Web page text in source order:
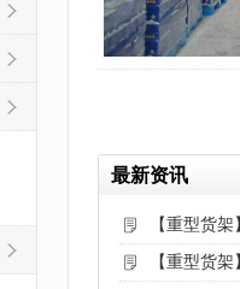
最新资讯
【重型货
【重型货